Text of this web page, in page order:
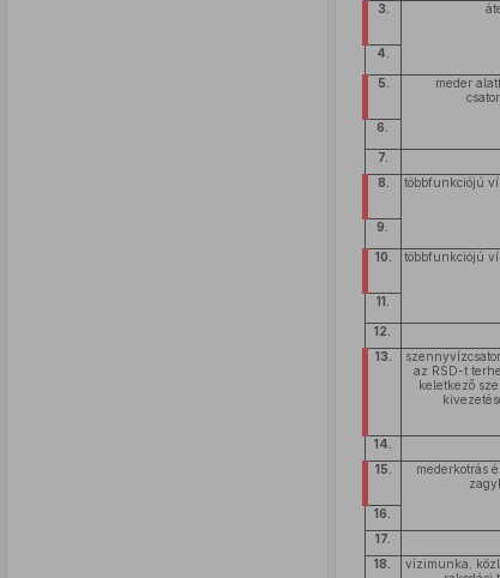
3.
4.
5.
meder
6.
7.
8.
többfunkciójú
9.
10. többfunkciójú
11.
12.
13.
az RSD-t
keletkező
14.
15.
mederkotrás
16.
17.
18.
vízimunka,